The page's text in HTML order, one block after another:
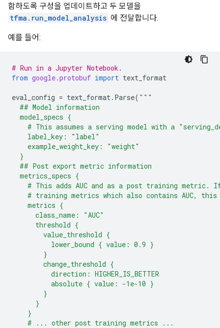
함하도록 구성을 업데이트하고 두 모델을
tfma.run_model_analysis 에 전달합니다.
예를 들어:
# Run in a Jupyter Notebook.
from google.protobuf import text_format
eval_config = text_format. Parse( """
  ## Model information
  model_specs {
# This assumes a serving model with a
    label_key: "label"
    example_weight_key: "weight"
  }
  ## Post export metric information
  metrics_specs {
# This adds AUC and as a post training metric.
# training metrics which also contains AUC,
    metrics {
      class_name: "AUC"
      threshold {
        value_threshold {
          lower_bound { value: 0.9 }
        }
        change_threshold {
          direction: HIGHER_IS_BETTER
          absolute { value: -1e-10 }
        }
      }
    }
    # ... other post training metrics ...